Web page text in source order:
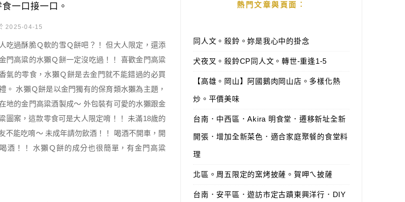
食一口接一口。
2025-04-15
吃過酥脆Ｑ軟的雪Ｑ餅吧？！ 但大人限定，還添
門高粱的水獺Ｑ餅一定沒吃過！！ 喜歡金門高粱
氣的零食，水獺Ｑ餅是去金門就不能錯過的必買
。 水獺Ｑ餅是以金門獨有的保育類水獺為主題，
地的金門高粱酒製成～ 外包裝有可愛的水獺跟金
圖案，這款零食可是大人限定唷！！ 未滿18歲的
不能吃唷～ 未成年請勿飲酒！！ 喝酒不開車，開
酒！！ 水獺Ｑ餅的成分也很簡單，有金門高粱
熱門文章與頁面︰
同人文。殺鈴。妳是我心中的掛念
犬夜叉。殺鈴CP同人文。轉世-重逢1-5
【高雄。岡山】阿國鵝肉岡山店。多樣化熱
炒。平價美味
台南．中西區．Akira 明食堂．遷移新址全新
開張．增加全新菜色．適合家庭聚餐的食堂料
理
北區。周五限定的窯烤披薩。賀呷ㄟ披薩
台南．安平區．遊訪市定古蹟東興洋行．DIY